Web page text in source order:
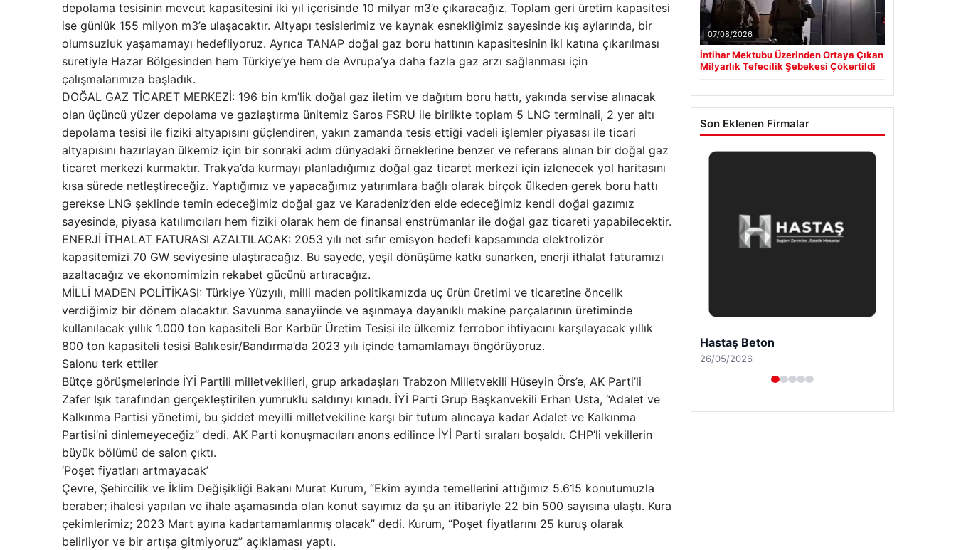
depolama tesisinin mevcut kapasitesini iki yıl içerisinde 10 milyar m3’e çıkaracağız. Toplam geri üretim kapasitesi
ise günlük 155 milyon m3’e ulaşacaktır. Altyapı tesislerimiz ve kaynak esnekliğimiz sayesinde kış aylarında, bir
olumsuzluk yaşamamayı hedefliyoruz. Ayrıca TANAP doğal gaz boru hattının kapasitesinin iki katına çıkarılması
suretiyle Hazar Bölgesinden hem Türkiye’ye hem de Avrupa’ya daha fazla gaz arzı sağlanması için
çalışmalarımıza başladık.
DOĞAL GAZ TİCARET MERKEZİ: 196 bin km’lik doğal gaz iletim ve dağıtım boru hattı, yakında servise alınacak
olan üçüncü yüzer depolama ve gazlaştırma ünitemiz Saros FSRU ile birlikte toplam 5 LNG terminali, 2 yer altı
depolama tesisi ile fiziki altyapısını güçlendiren, yakın zamanda tesis ettiği vadeli işlemler piyasası ile ticari
altyapısını hazırlayan ülkemiz için bir sonraki adım dünyadaki örneklerine benzer ve referans alınan bir doğal gaz
ticaret merkezi kurmaktır. Trakya’da kurmayı planladığımız doğal gaz ticaret merkezi için izlenecek yol haritasını
kısa sürede netleştireceğiz. Yaptığımız ve yapacağımız yatırımlara bağlı olarak birçok ülkeden gerek boru hattı
gerekse LNG şeklinde temin edeceğimiz doğal gaz ve Karadeniz’den elde edeceğimiz kendi doğal gazımız
sayesinde, piyasa katılımcıları hem fiziki olarak hem de finansal enstrümanlar ile doğal gaz ticareti yapabilecektir.
ENERJİ İTHALAT FATURASI AZALTILACAK: 2053 yılı net sıfır emisyon hedefi kapsamında elektrolizör
kapasitemizi 70 GW seviyesine ulaştıracağız. Bu sayede, yeşil dönüşüme katkı sunarken, enerji ithalat faturamızı
azaltacağız ve ekonomimizin rekabet gücünü artıracağız.
MİLLİ MADEN POLİTİKASI: Türkiye Yüzyılı, milli maden politikamızda uç ürün üretimi ve ticaretine öncelik
verdiğimiz bir dönem olacaktır. Savunma sanayiinde ve aşınmaya dayanıklı makine parçalarının üretiminde
kullanılacak yıllık 1.000 ton kapasiteli Bor Karbür Üretim Tesisi ile ülkemiz ferrobor ihtiyacını karşılayacak yıllık
800 ton kapasiteli tesisi Balıkesir/Bandırma’da 2023 yılı içinde tamamlamayı öngörüyoruz.
Salonu terk ettiler
Bütçe görüşmelerinde İYİ Partili milletvekilleri, grup arkadaşları Trabzon Milletvekili Hüseyin Örs’e, AK Parti’li
Zafer Işık tarafından gerçekleştirilen yumruklu saldırıyı kınadı. İYİ Parti Grup Başkanvekili Erhan Usta, “Adalet ve
Kalkınma Partisi yönetimi, bu şiddet meyilli milletvekiline karşı bir tutum alıncaya kadar Adalet ve Kalkınma
Partisi’ni dinlemeyeceğiz” dedi. AK Parti konuşmacıları anons edilince İYİ Parti sıraları boşaldı. CHP’li vekillerin
büyük bölümü de salon çıktı.
‘Poşet fiyatları artmayacak’
Çevre, Şehircilik ve İklim Değişikliği Bakanı Murat Kurum, “Ekim ayında temellerini attığımız 5.615 konutumuzla
beraber; ihalesi yapılan ve ihale aşamasında olan konut sayımız da şu an itibariyle 22 bin 500 sayısına ulaştı. Kura
çekimlerimiz; 2023 Mart ayına kadartamamlanmış olacak” dedi. Kurum, “Poşet fiyatlarını 25 kuruş olarak
belirliyor ve bir artışa gitmiyoruz” açıklaması yaptı.
07/08/2026
İntihar Mektubu Üzerinden Ortaya Çıkan
Milyarlık Tefecilik Şebekesi Çökertildi
Son Eklenen Firmalar
Enes Kaplan Avukatlık Bürosu
28/04/2026